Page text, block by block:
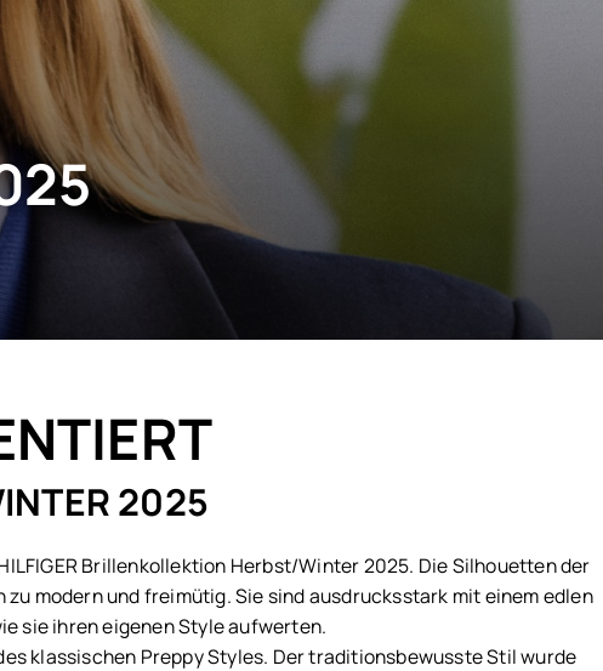
2025
Brillenkollektion Herbst/Winter 2025. Die Silhouetten der
modern und freimütig. Sie sind ausdrucksstark mit einem edlen
sie ihren eigenen Style aufwerten.
klassischen Preppy Styles. Der traditionsbewusste Stil wurde